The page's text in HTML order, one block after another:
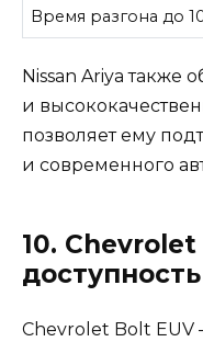
Время разгона до
Nissan Ariya также
и
позволяет ему
и современного
10.
Chevrolet Bolt EUV